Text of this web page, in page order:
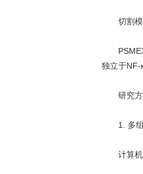
切割模式
PSME3
独立于NF-
研究方
1. 多组
计算机模